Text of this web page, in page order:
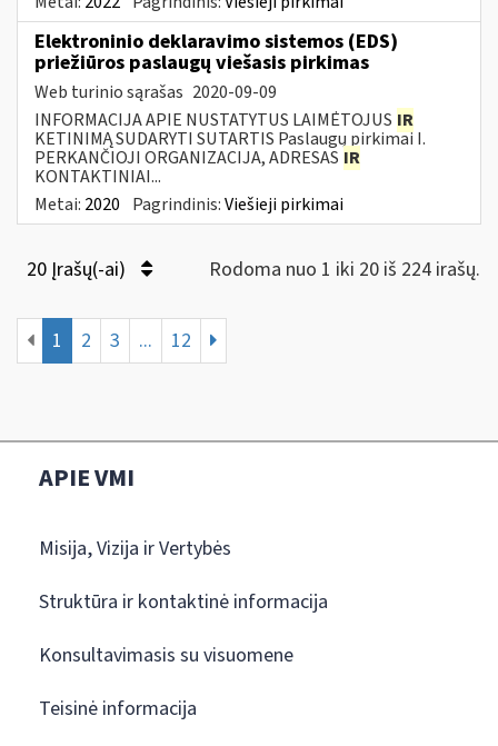
Elektroninio deklaravimo sistemos (EDS)
priežiūros paslaugų viešasis pirkimas
Web turinio sąrašas 2020-09-09
INFORMACIJA APIE NUSTATYTUS LAIMĖTOJUS IR
KETINIMĄ SUDARYTI SUTARTIS Paslaugų pirkimai I.
PERKANČIOJI ORGANIZACIJA, ADRESAS IR
KONTAKTINIAI...
Metai: 2020 Pagrindinis:Viešieji pirkimai
20 Įrašų(-ai) Rodoma nuo 1 iki 20 iš 224 irašų.
1 2 3 ... 12
APIE VMI
Misija, Vizija ir Vertybės
Struktūra ir kontaktinė informacija
Konsultavimasis su visuomene
Teisinė informacija